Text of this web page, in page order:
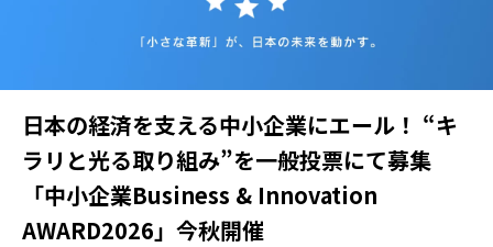
日本の経済を支える中小企業にエール！ “キ
ラリと光る取り組み”を一般投票にて募集
「中小企業Business & Innovation
AWARD2026」今秋開催